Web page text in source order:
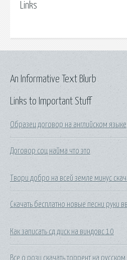
Links
Links to Important Stuff
Образец договор на английском языке
Договор соц найма что это
Твори добро на всей земле минус
Скачать бесплатно новые песни руки
Как записать сд диск на виндовс 10
Все о рози скачать торрент на русском
An Informative Text Blurb